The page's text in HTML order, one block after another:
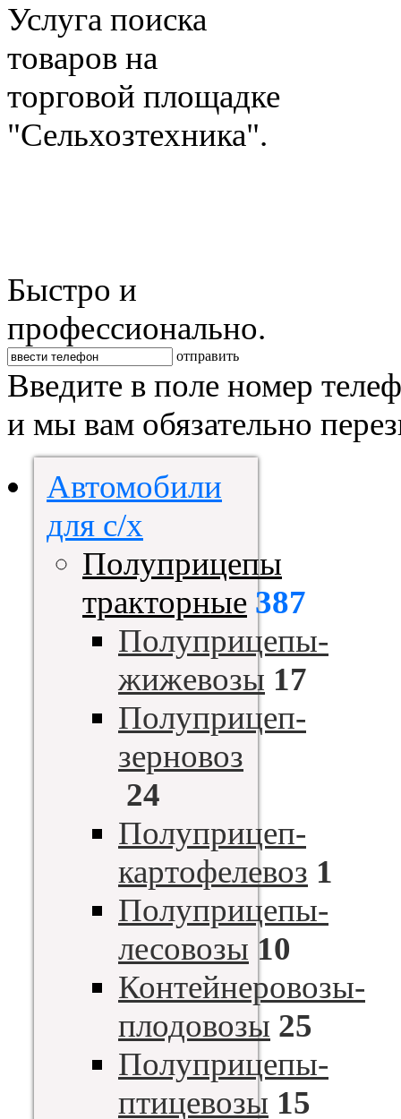
Услуга поиска
товаров на
торговой площадке
"Сельхозтехника".
Быстро и
профессионально.
отправить
Введите в поле номер
и мы вам обязательно
Автомобили
для с/х
Полуприцепы
тракторные 387
Полуприцепы-
жижевозы 17
Полуприцеп-
зерновоз
24
Полуприцеп-
картофелевоз 1
Полуприцепы-
лесовозы 10
Контейнеровозы-
плодовозы 25
Полуприцепы-
птицевозы 15